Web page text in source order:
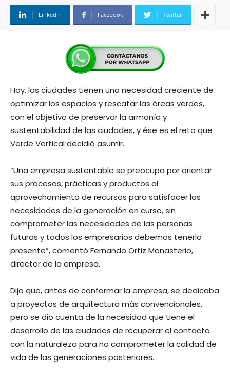
Linkedin Facebook Twitter
Hoy, las ciudades tienen una necesidad creciente de
optimizar los espacios y rescatar las áreas verdes,
con el objetivo de preservar la armonía y
sustentabilidad de las ciudades, y ése es el reto que
Verde Vertical decidió asumir.
“Una empresa sustentable se preocupa por orientar
sus procesos, prácticas y productos al
aprovechamiento de recursos para satisfacer las
necesidades de la generación en curso, sin
comprometer las necesidades de las personas
futuras y todos los empresarios debemos tenerlo
presente”, comentó Fernando Ortiz Monasterio,
director de la empresa.
Dijo que, antes de conformar la empresa, se dedicaba
a proyectos de arquitectura más convencionales,
pero se dio cuenta de la necesidad que tiene el
desarrollo de las ciudades de recuperar el contacto
con la naturaleza para no comprometer la calidad de
vida de las generaciones posteriores.